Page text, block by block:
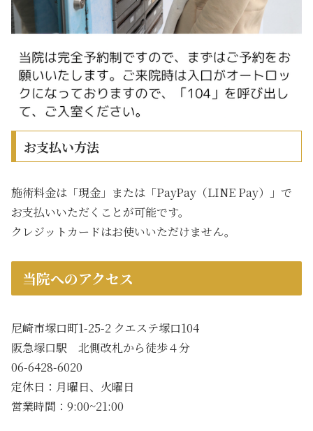
お支払い方法
施術料金は「現金」または「PayPay（LINE Pay）」で
お支払いいただくことが可能です。
クレジットカードはお使いいただけません。
当院へのアクセス
尼崎市塚口町1-25-2 クエステ塚口104
阪急塚口駅 北側改札から徒歩４分
06-6428-6020
定休日：月曜日、火曜日
営業時間：9:00~21:00